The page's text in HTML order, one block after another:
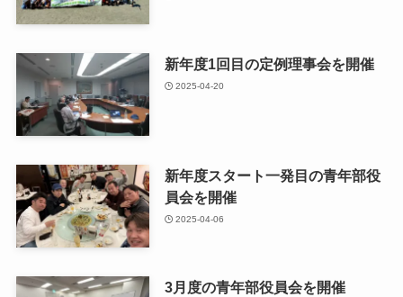
新年度1回目の定例理事会を開催
2025-04-20
新年度スタート一発目の青年部役
員会を開催
2025-04-06
3月度の青年部役員会を開催